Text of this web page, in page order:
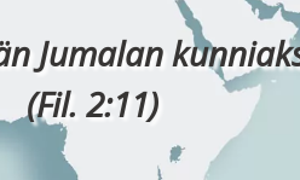
Jumalan
(Fil. 2:11)